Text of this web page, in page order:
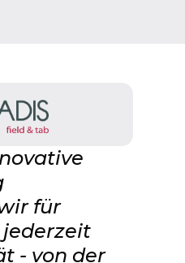
für
jederzeit
- von der